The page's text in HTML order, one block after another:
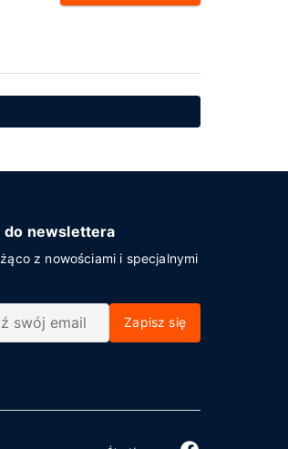
do newslettera
z nowościami i specjalnymi
Zapisz się